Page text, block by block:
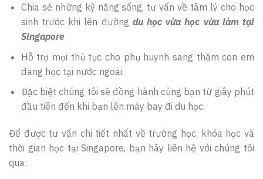
Chia sẻ những kỹ năng sống, tư vấn về tâm lý cho học
sinh trước khi lên đường du học vừa học vừa làm tại
Singapore
Hỗ trợ mọi thủ tục cho phụ huynh sang thăm con em
đang học tại nước ngoài.
Đặc biệt chúng tôi sẽ đồng hành cùng bạn từ giây phút
đầu tiên đến khi bạn lên máy bay đi du học.
Để được tư vấn chi tiết nhất về trường học, khóa học và
thời gian học tại Singapore, bạn hãy liên hệ với chúng tôi
qua: